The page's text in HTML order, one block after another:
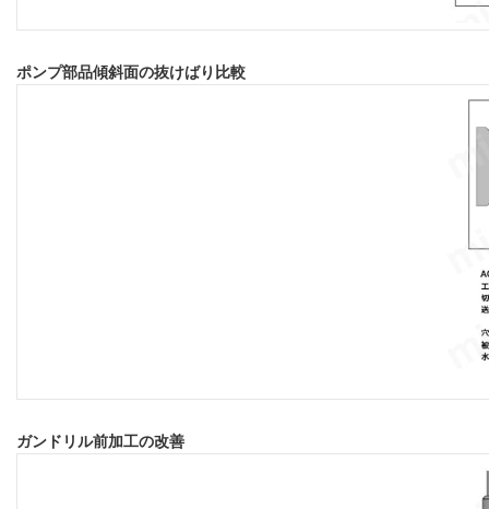
ポンプ部品傾斜面の抜けばり比較
ガンドリル前加工の改善